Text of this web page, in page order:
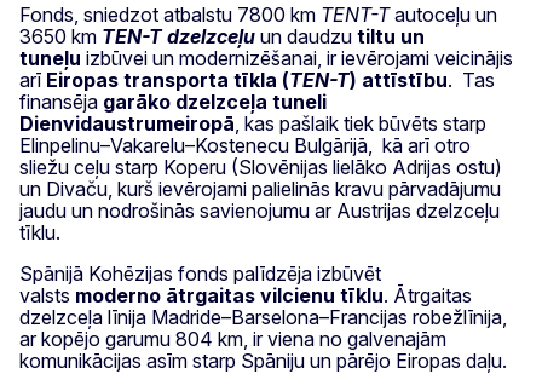
Fonds, sniedzot atbalstu 7800 km TENT-Tautoceļu un
3650 km TEN-Tdzelzceļu un daudzu tiltu un
tuneļu izbūvei un modernizēšanai, ir ievērojami veicinājis
arī Eiropas transporta tīkla (TEN-T) attīstību. Tas
finansēja garāko dzelzceļa tuneli
Dienvidaustrumeiropā , kas pašlaik tiek būvēts starp
Elinpelinu–Vakarelu–Kostenecu Bulgārijā, kā arī otro
sliežu ceļu starp Koperu (Slovēnijas lielāko Adrijas ostu)
un Divaču, kurš ievērojami palielinās kravu pārvadājumu
jaudu un nodrošinās savienojumu ar Austrijas dzelzceļu
tīklu.
Spānijā Kohēzijas fonds palīdzēja izbūvēt
valsts moderno ātrgaitas vilcienu tīklu. Ātrgaitas
dzelzceļa līnija Madride–Barselona–Francijas robežlīnija,
ar kopējo garumu 804 km, ir viena no galvenajām
komunikācijas asīm starp Spāniju un pārējo Eiropas daļu.